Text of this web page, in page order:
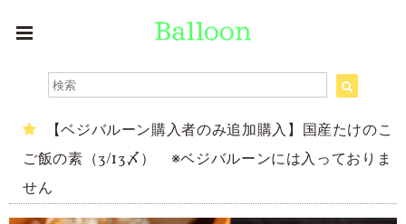
【ベジバルーン購入者のみ追加購入】国産たけのこ
ご飯の素（3/13〆） ※ベジバルーンには入っておりま
せん